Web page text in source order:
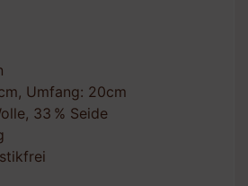
Umfang: 20cm
33 % Seide